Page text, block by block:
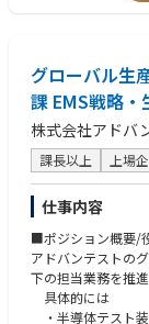
・特定メーカーに
・上流の課題整理
・クラウド、ネッ
われる
・成長中サービス
★働き方
・在宅勤務の頻度
・出張の有無：あ
●求める人物像
・お客様の課題解
・新しい技術や知
・セキュリティを
・チームで協力し
・前例のないこと
グローバル生
課 EMS戦略
株式会社アドバ
課長以上 上場
仕事内容
■ポジション概要/
アドバンテストの
下の担当業務を推
具体的には
・半導体テスト